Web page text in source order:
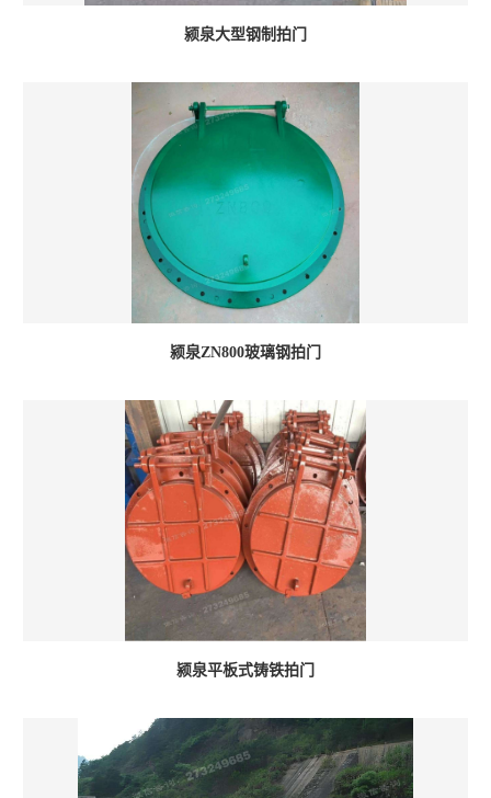
颍泉大型钢制拍门
颍泉ZN800玻璃钢拍门
颍泉平板式铸铁拍门